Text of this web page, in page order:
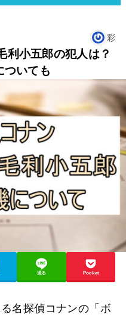
彩
利小五郎の犯人は？
ついても
送る Pocket
名探偵コナンの「ボ